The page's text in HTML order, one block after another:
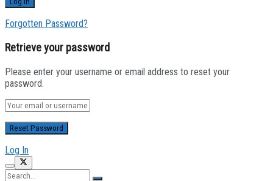
Forgotten Password?
Retrieve your password
Please enter your username or email address to reset your
password.
Log In